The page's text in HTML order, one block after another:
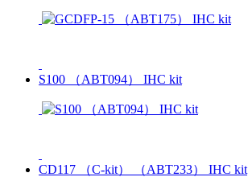
S100 （ABT094） IHC kit
CD117 （C-kit） （ABT233） IHC kit